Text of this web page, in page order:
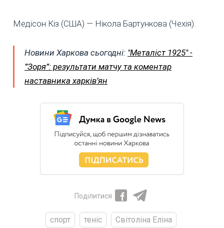
Медісон Кіз (США) — Нікола Бартункова (Чехія).
Новини Харкова сьогодні: "Металіст 1925" -
”Зоря”: результати матчу та коментар
наставника харків’ян
Поділитися
спорт теніс
Світоліна Еліна